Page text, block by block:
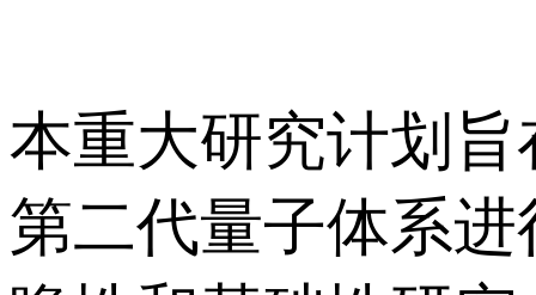
本重大研究计划
第二代量子体系